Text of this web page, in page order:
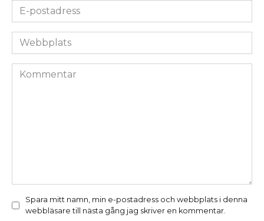
E-
postadress
*Webbplats
Kommentar
Spara mitt namn, min e-postadress och webbplats i denna
webbläsare till nästa gång jag skriver en kommentar.